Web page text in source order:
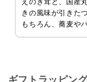
きの風味が引きた
もちろん、蕎麦や
ギフトラッピン